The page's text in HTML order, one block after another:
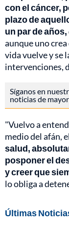
con el cáncer,
plazo de
un par de años,
aunque uno
vida vuelve y se
intervenciones,
Síganos en
noticias de
"Vuelvo a
medio del afán,
salud,
posponer el
y creer que
lo obliga a
Últimas